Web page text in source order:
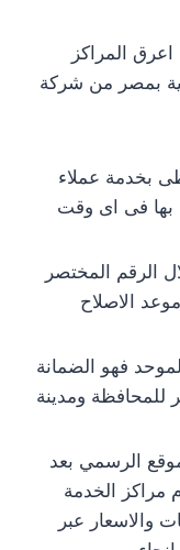
المراكز
بمصر من شركة
بخدمة عملاء
بها فى اى وقت
الرقم المختصر
الاصلاح
فهو الضمانة
للمحافظة ومدينة
الرسمي بعد
مراكز الخدمة
والاسعار عبر